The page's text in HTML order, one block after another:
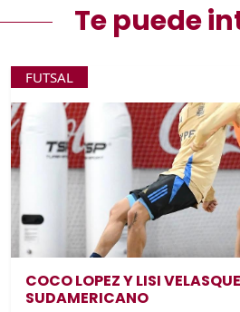
Te puede
FUTSAL
COCO LOPEZ Y LISI
SUDAMERICANO